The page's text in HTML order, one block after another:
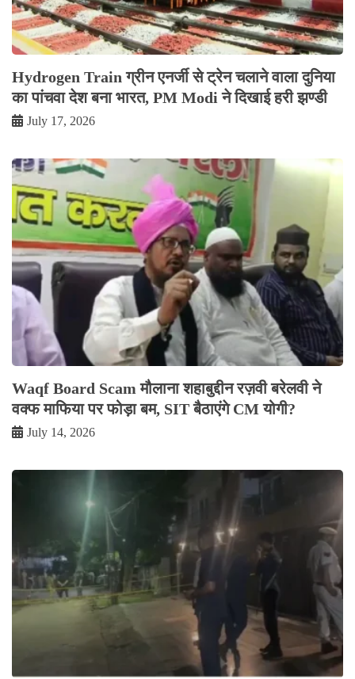
Hydrogen Train ग्रीन एनर्जी से ट्रेन चलाने वाला दुनिया
का पांचवा देश बना भारत, PM Modi ने दिखाई हरी झण्डी
July 17, 2026
Waqf Board Scam मौलाना शहाबुद्दीन रज़वी बरेलवी ने
वक्फ माफिया पर फोड़ा बम, SIT बैठाएंगे CM योगी?
July 14, 2026